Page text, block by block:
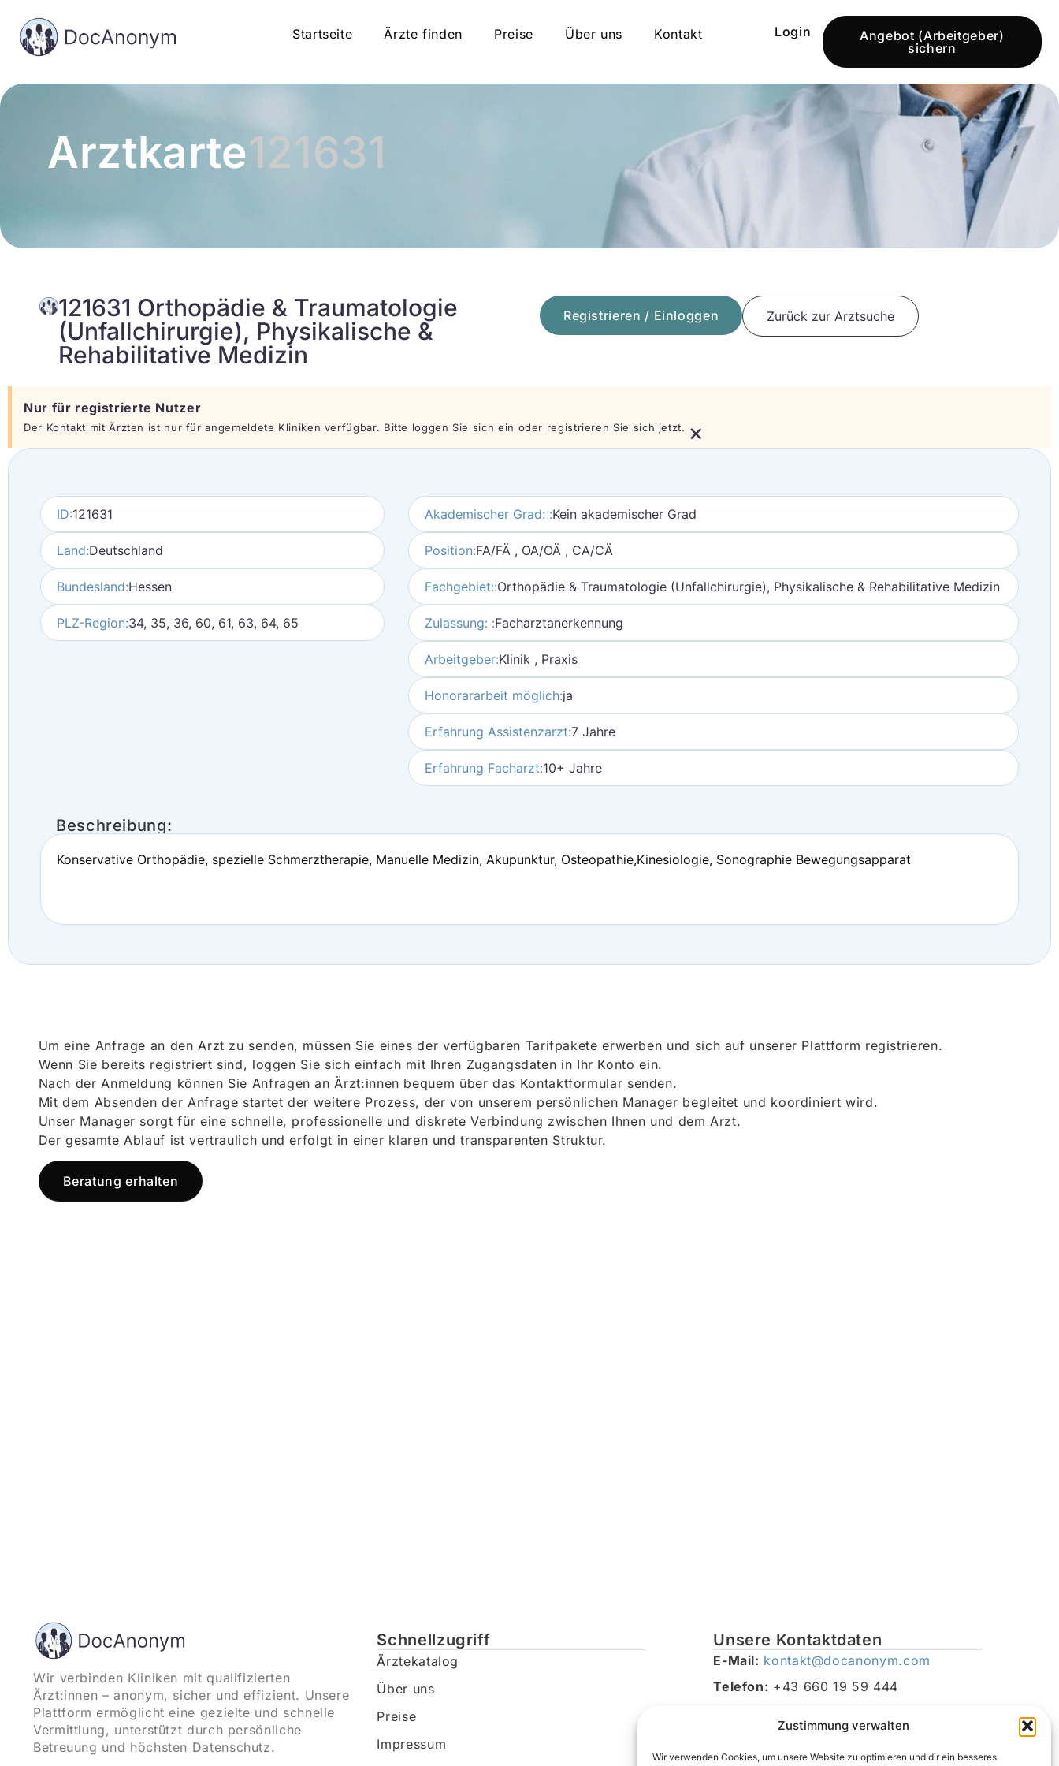
Zustimmung verwalten
Wir verwenden Cookies, um unsere Website zu optimieren und dir ein besseres
Startseite Ärzte finden Preise Über uns Kontakt Login
Angebot (Arbeitgeber)
sichern
Arztkarte121631
121631 Orthopädie & Traumatologie
(Unfallchirurgie), Physikalische &
Rehabilitative Medizin
Registrieren / Einloggen Zurück zur Arztsuche
Nur für registrierte Nutzer
Der Kontakt mit Ärzten ist nur für angemeldete Kliniken verfügbar. Bitte loggen Sie sich ein oder registrieren Sie sich jetzt. ×
ID:121631
Land:Deutschland
Bundesland:Hessen
PLZ-Region:34, 35, 36, 60, 61, 63, 64, 65
Akademischer Grad: :Kein akademischer Grad
Position:FA/FÄ , OA/OÄ , CA/CÄ
Fachgebiet::Orthopädie & Traumatologie (Unfallchirurgie), Physikalische & Rehabilitative Medizin
Zulassung: :Facharztanerkennung
Arbeitgeber:Klinik , Praxis
Honorararbeit möglich:ja
Erfahrung Assistenzarzt:7 Jahre
Erfahrung Facharzt:10+ Jahre
Beschreibung:
Konservative Orthopädie, spezielle Schmerztherapie, Manuelle Medizin, Akupunktur, Osteopathie,Kinesiologie, Sonographie Bewegungsapparat
Um eine Anfrage an den Arzt zu senden, müssen Sie eines der verfügbaren Tarifpakete erwerben und sich auf unserer Plattform registrieren.
Wenn Sie bereits registriert sind, loggen Sie sich einfach mit Ihren Zugangsdaten in Ihr Konto ein.
Nach der Anmeldung können Sie Anfragen an Ärzt:innen bequem über das Kontaktformular senden.
Mit dem Absenden der Anfrage startet der weitere Prozess, der von unserem persönlichen Manager begleitet und koordiniert wird.
Unser Manager sorgt für eine schnelle, professionelle und diskrete Verbindung zwischen Ihnen und dem Arzt.
Der gesamte Ablauf ist vertraulich und erfolgt in einer klaren und transparenten Struktur.
Beratung erhalten
Wir verbinden Kliniken mit qualifizierten
Ärzt:innen – anonym, sicher und effizient. Unsere
Plattform ermöglicht eine gezielte und schnelle
Vermittlung, unterstützt durch persönliche
Betreuung und höchsten Datenschutz.
Schnellzugriff
Ärztekatalog
Über uns
Preise
Impressum
Unsere Kontaktdaten
E-Mail: kontakt@docanonym.com
Telefon: +43 660 19 59 444
Traunsee, Österreich